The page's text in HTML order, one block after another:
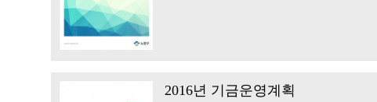
2016년 기금운영계획